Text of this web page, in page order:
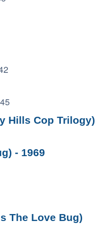
Hills Cop Trilogy)
- 1969
The Love Bug)